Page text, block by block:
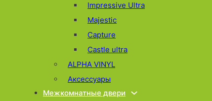
Impressive Ultra
Majestic
Capture
Castle ultra
ALPHA VINYL
Аксессуары
Межкомнатные двери